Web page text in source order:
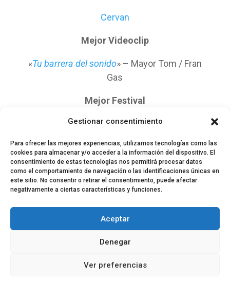
Gestionar consentimiento
Para ofrecer las mejores experiencias, utilizamos tecnologías como las
cookies para almacenar y/o acceder a la información del dispositivo. El
consentimiento de estas tecnologías nos permitirá procesar datos
como el comportamiento de navegación o las identificaciones únicas en
este sitio. No consentir o retirar el consentimiento, puede afectar
negativamente a ciertas características y funciones.
Aceptar
Denegar
Ver preferencias
Cervan
Mejor Videoclip
«Tu barrera del sonido» – Mayor Tom / Fran
Gas
Mejor Festival
Sonorama Ribera
Equipo EPDLT Contacto